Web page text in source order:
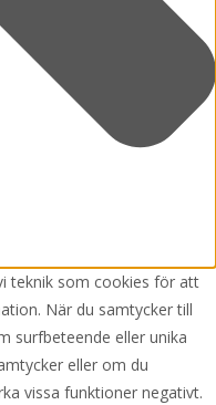
teknik som cookies för att
När du samtycker till
surfbeteende eller unika
eller om du
vissa funktioner negativt.